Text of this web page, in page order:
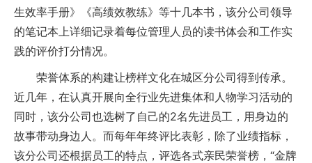
生效率手册》《高绩效教练》等十几本书，该分公司领导
的笔记本上详细记录着每位管理人员的读书体会和工作实
践的评价打分情况。
荣誉体系的构建让榜样文化在城区分公司得到传承。
近几年，在认真开展向全行业先进集体和人物学习活动的
同时，该分公司也选树了自己的2名先进员工，用身边的
故事带动身边人。而每年年终评比表彰，除了业绩指标，
该分公司还根据员工的特点，评选各式亲民荣誉榜，“金牌